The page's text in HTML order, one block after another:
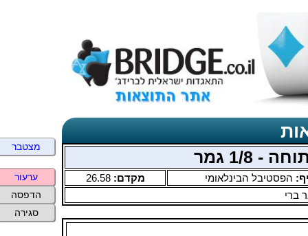
הפסטיבל הבינלאומי מקדם:26.58
ברי
מצטבר
ערעור
הדפסה
סגירה